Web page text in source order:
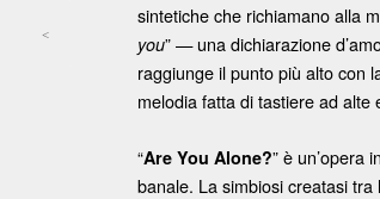
Post
<
sintetiche che richiamano alla
you” — una dichiarazione
raggiunge il punto più alto con
melodia fatta di tastiere ad
“Are You Alone?” è un’opera
banale. La simbiosi creatasi tra